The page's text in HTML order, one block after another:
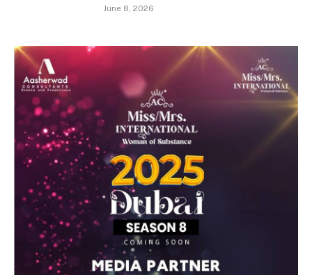
June 8, 2026